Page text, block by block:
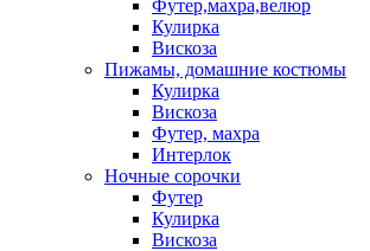
Футер,махра,велюр
Кулирка
Вискоза
Пижамы, домашние костюмы
Кулирка
Вискоза
Футер, махра
Интерлок
Ночные сорочки
Футер
Кулирка
Вискоза